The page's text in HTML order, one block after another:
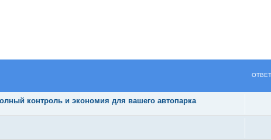
контроль и экономия для вашего автопарка